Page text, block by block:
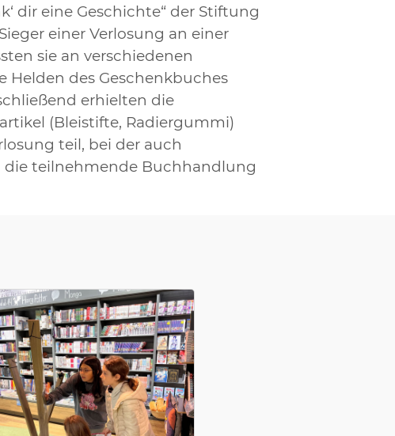
dir eine Geschichte“ der Stiftung
einer Verlosung an einer
sie an verschiedenen
Helden des Geschenkbuches
erhielten die
(Bleistifte, Radiergummi)
teil, bei der auch
die teilnehmende Buchhandlung